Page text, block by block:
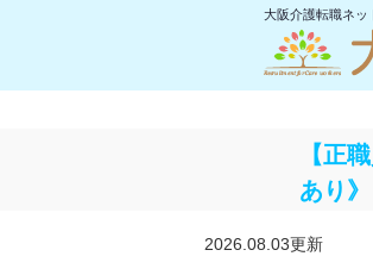
大阪介護転職ネッ
【正
あり》
2026.08.03更新